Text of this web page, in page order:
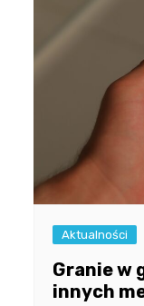
Aktualności
Granie w
innych